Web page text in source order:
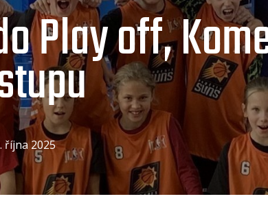
Play off,
října 2025